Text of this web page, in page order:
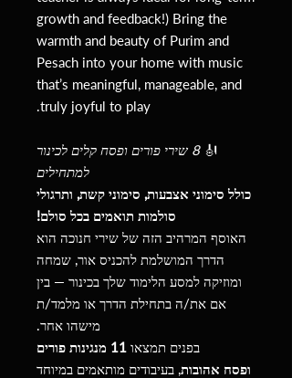
growth and feedback!) Bring the
warmth and beauty of Purim and
Pesach into your home with music
that’s meaningful, manageable, and
truly joyful to play.
🎻
8 שירי פורים ופסח קלים לכינור
למתחילים
כולל סימוני אצבעות, סימוני קשת, ותרגולי
סולמות תואמים בכל סולם!
האוסף המרהיב הזה של שירי חנוכה הוא
הדרך המושלמת להכניס אור, שמחה
ומוזיקה למסע הלימוד שלך בכינור — בין
אם את/ה בתחילת הדרך או מלמד/ת
מישהו אחר.
בפנים תמצאו
11 מנגינות פורים
ופסח אהובות, בעיבודים מותאמים במיוחד